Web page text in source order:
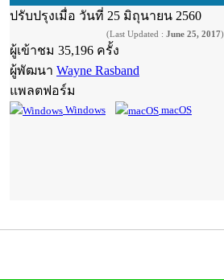
ปรับปรุงเมื่อ วันที่ 25 มิถุนายน 2560
(Last Updated : June 25, 2017)
ผู้เข้าชม 35,196 ครั้ง
ผู้พัฒนา Wayne Rasband
แพลตฟอร์ม
Windows macOS